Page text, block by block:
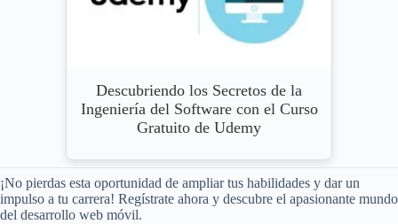
Descubriendo los Secretos de la
Ingeniería del Software con el Curso
Gratuito de Udemy
¡No pierdas esta oportunidad de ampliar tus habilidades y dar un
impulso a tu carrera! Regístrate ahora y descubre el apasionante mundo
del desarrollo web móvil.